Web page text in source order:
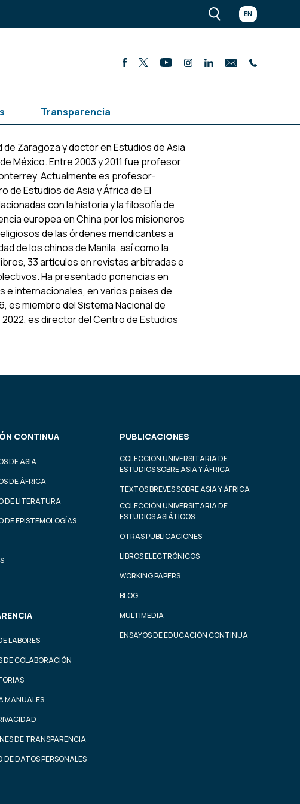
EN
Transparencia
Zaragoza y doctor en Estudios de Asia
México. Entre 2003 y 2011 fue profesor
Actualmente es profesor-
Estudios de Asia y África de El
con la historia y la filosofía de
europea en China por los misioneros
de las órdenes mendicantes a
de los chinos de Manila, así como la
33 artículos en revistas arbitradas e
Ha presentado ponencias en
e internacionales, en varios países de
es miembro del Sistema Nacional de
es director del Centro de Estudios
CONTINUA
DE ASIA
DE ÁFRICA
DE LITERATURA
DE EPISTEMOLOGÍAS
LABORES
DE COLABORACIÓN
MANUALES
DE TRANSPARENCIA
DE DATOS PERSONALES
PUBLICACIONES
COLECCIÓN UNIVERSITARIA DE
ESTUDIOS SOBRE ASIA Y ÁFRICA
TEXTOS BREVES SOBRE ASIA Y ÁFRICA
COLECCIÓN UNIVERSITARIA DE
ESTUDIOS ASIÁTICOS
OTRAS PUBLICACIONES
LIBROS ELECTRÓNICOS
WORKING PAPERS
BLOG
MULTIMEDIA
ENSAYOS DE EDUCACIÓN CONTINUA